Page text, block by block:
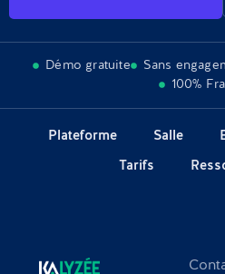
Démo gratuite Sans
100%
Plateforme Salle
Tarifs